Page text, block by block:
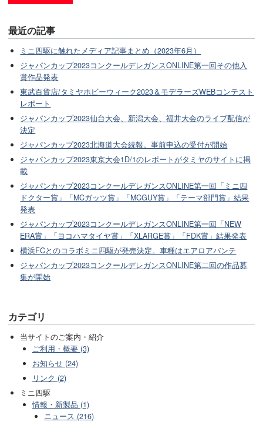
最近の記事
ミニ四駆に触れたメディア記事まとめ（2023年6月）
ジャパンカップ2023コンクールデレガンスONLINE第一回その他入
賞作品発表
東武百貨店/タミヤホビーウィーク2023＆モデラーズWEBコンテスト
レポート
ジャパンカップ2023仙台大会、新潟大会、福井大会のライブ配信が
決定
ジャパンカップ2023北海道大会続報。事前申込の受付が開始
ジャパンカップ2023東京大会1D/1のレポートがタミヤのサイトに掲
載
ジャパンカップ2023コンクールデレガンスONLINE第一回「ミニ四
ドクター賞」「MCガッツ賞」「MCGUY賞」「テーマ部門賞」結果
発表
ジャパンカップ2023コンクールデレガンスONLINE第一回「NEW
ERA賞」「ヨコハマタイヤ賞」「XLARGE賞」「FDK賞」結果発表
横浜FCとのコラボミニ四駆が発売決定。車種はエアロアバンテ
ジャパンカップ2023コンクールデレガンスONLINE第二回の作品募
集が開始
カテゴリ
当サイトのご案内・紹介
ご利用・概要 (3)
お知らせ (24)
リンク (2)
ミニ四駆
情報・新製品 (1)
ニュース (216)